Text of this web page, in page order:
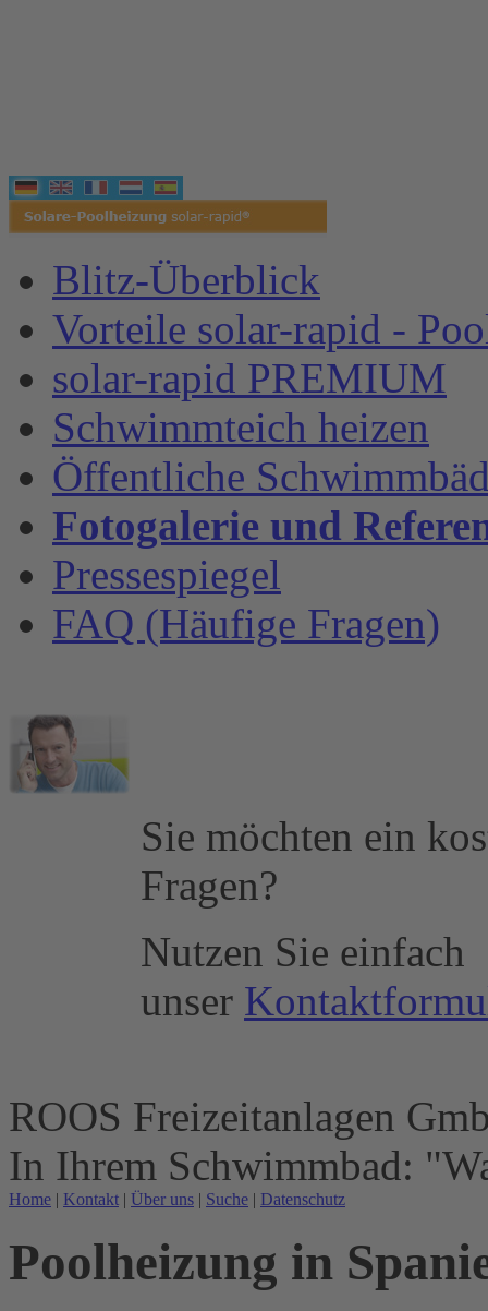
Blitz-Überblick
Vorteile solar-rapid -
solar-rapid PREMIUM
Schwimmteich heizen
Öffentliche
Fotogalerie und
Pressespiegel
FAQ (Häufige Fragen)
Sie möchten ein
Fragen?
Nutzen Sie einfach
unser
ROOS Freizeitanlagen
In Ihrem Schwimmbad:
Home | Kontakt | Über uns | Suche | Datenschutz
Poolheizung in